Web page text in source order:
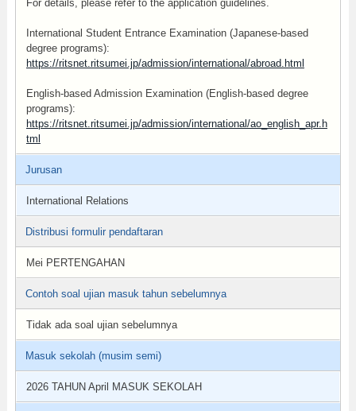
For details, please refer to the application guidelines.
International Student Entrance Examination (Japanese-based
degree programs):
https://ritsnet.ritsumei.jp/admission/international/abroad.html
English-based Admission Examination (English-based degree
programs):
https://ritsnet.ritsumei.jp/admission/international/ao_english_apr.h
tml
Jurusan
International Relations
Distribusi formulir pendaftaran
Mei PERTENGAHAN
Contoh soal ujian masuk tahun sebelumnya
Tidak ada soal ujian sebelumnya
Masuk sekolah (musim semi)
2026 TAHUN April MASUK SEKOLAH